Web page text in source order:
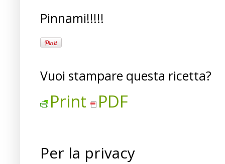
Pinnami!!!!!
Vuoi stampare questa ricetta?
Print PDF
Per la privacy